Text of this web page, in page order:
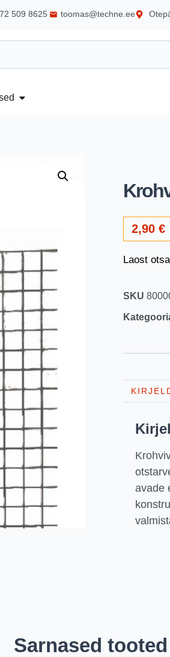
509 8625 toomas@techne.ee
2,90€
Laost
SKU
avade
Sarnased tooted